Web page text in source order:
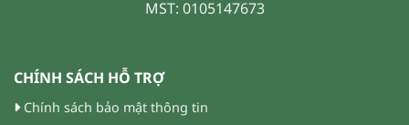
MST: 0105147673
CHÍNH SÁCH HỖ TRỢ
Chính sách bảo mật thông tin